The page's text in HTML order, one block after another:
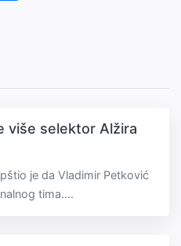
više selektor Alžira
je da Vladimir Petković
tima....